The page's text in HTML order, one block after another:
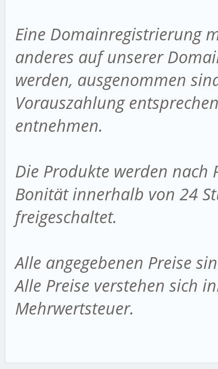
Eine Domainregistrierung
anderes auf unserer
werden, ausgenommen
Vorauszahlung
entnehmen.
Die Produkte werden
Bonität innerhalb von 24
freigeschaltet.
Alle angegebenen Preise
Alle Preise verstehen sich
Mehrwertsteuer.